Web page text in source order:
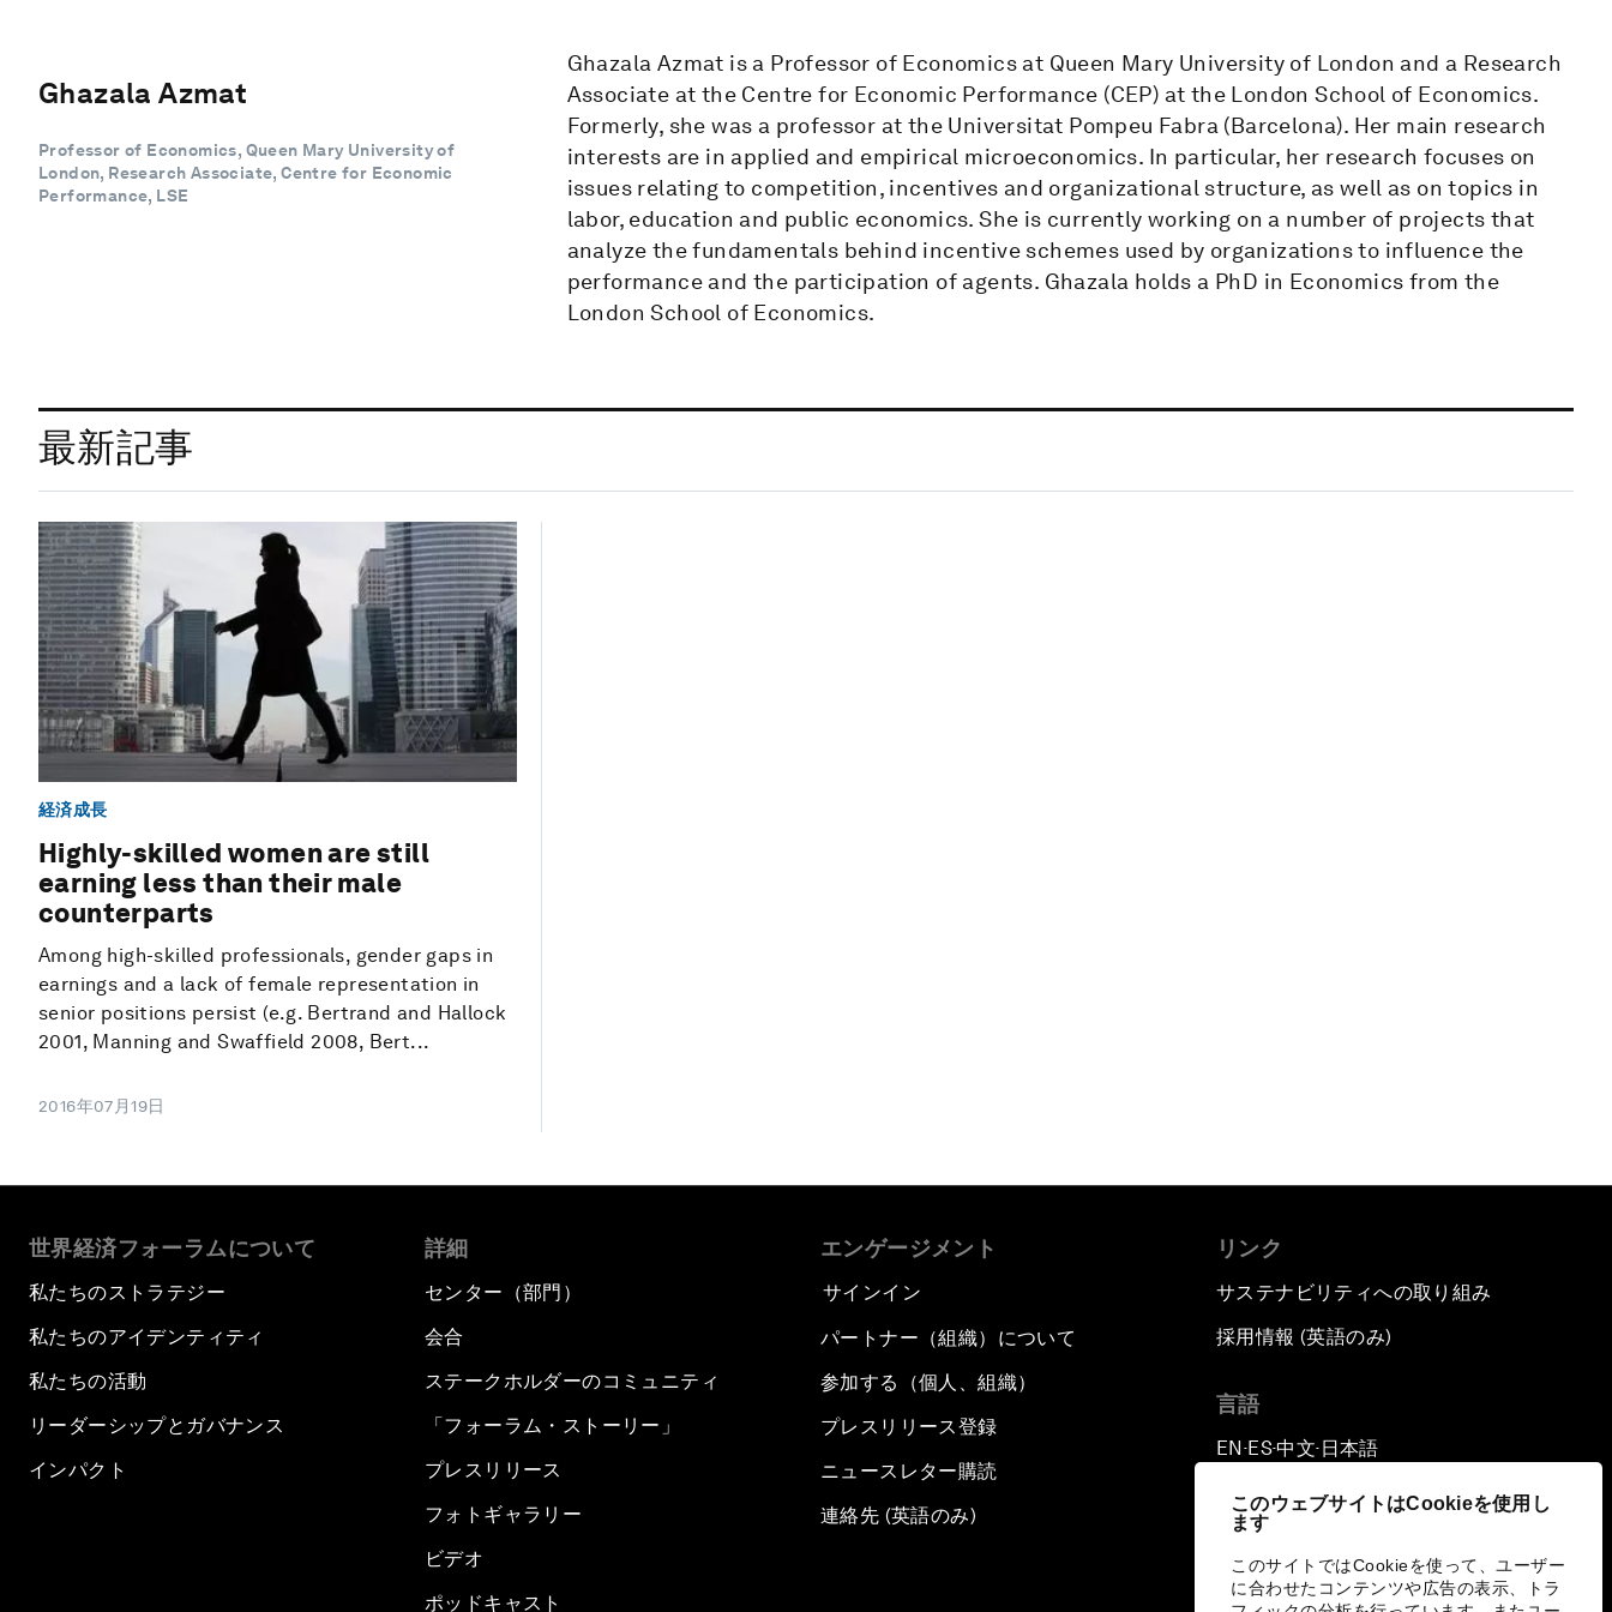
このウェブサイトはCookieを使用し
ます
このサイトではCookieを使って、ユーザー
に合わせたコンテンツや広告の表示、トラ
Ghazala Azmat
Professor of Economics, Queen Mary University of
London, Research Associate, Centre for Economic
Performance, LSE
Ghazala Azmat is a Professor of Economics at Queen Mary University of London and a Research
Associate at the Centre for Economic Performance (CEP) at the London School of Economics.
Formerly, she was a professor at the Universitat Pompeu Fabra (Barcelona). Her main research
interests are in applied and empirical microeconomics. In particular, her research focuses on
issues relating to competition, incentives and organizational structure, as well as on topics in
labor, education and public economics. She is currently working on a number of projects that
analyze the fundamentals behind incentive schemes used by organizations to influence the
performance and the participation of agents. Ghazala holds a PhD in Economics from the
London School of Economics.
最新記事
経済成長
Highly-skilled women are still
earning less than their male
counterparts
Among high-skilled professionals, gender gaps in
earnings and a lack of female representation in
senior positions persist (e.g. Bertrand and Hallock
2001, Manning and Swaffield 2008, Bert...
2016年07月19日
世界経済フォーラムについて
私たちのストラテジー
私たちのアイデンティティ
私たちの活動
リーダーシップとガバナンス
インパクト
詳細
センター（部門）
会合
ステークホルダーのコミュニティ
「フォーラム・ストーリー」
プレスリリース
フォトギャラリー
ビデオ
ポッドキャスト
エンゲージメント
サインイン
パートナー（組織）について
参加する（個人、組織）
プレスリリース登録
ニュースレター購読
連絡先 (英語のみ)
リンク
サステナビリティへの取り組み
採用情報 (英語のみ)
言語
EN ▪ ES▪中文▪ 日本語